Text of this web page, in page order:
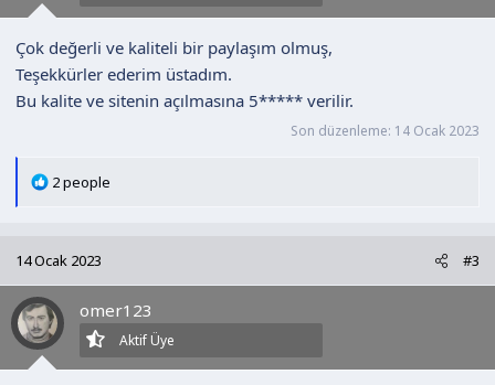
Çok değerli ve kaliteli bir paylaşım olmuş,
Teşekkürler ederim üstadım.
Bu kalite ve sitenin açılmasına 5***** verilir.
Son düzenleme: 14 Ocak 2023
T
i
l
e
r
2 people
14 Ocak 2023 #3
omer123
Aktif Üye